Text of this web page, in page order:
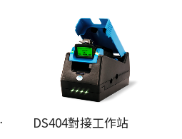
測器 DS404對接工作站